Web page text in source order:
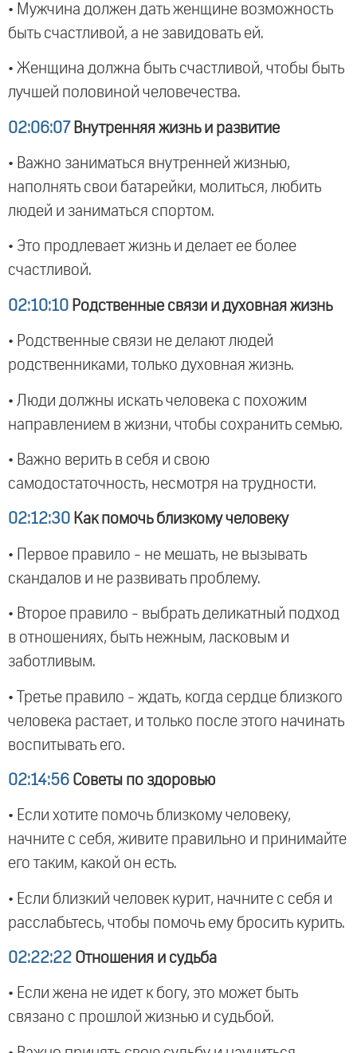
• Мужчина должен дать женщине возможность
быть счастливой, а не завидовать ей.
• Женщина должна быть счастливой, чтобы быть
лучшей половиной человечества.
02:06:07 Внутренняя жизнь и развитие
• Важно заниматься внутренней жизнью,
наполнять свои батарейки, молиться, любить
людей и заниматься спортом.
• Это продлевает жизнь и делает ее более
счастливой.
02:10:10 Родственные связи и духовная жизнь
• Родственные связи не делают людей
родственниками, только духовная жизнь.
• Люди должны искать человека с похожим
направлением в жизни, чтобы сохранить семью.
• Важно верить в себя и свою
самодостаточность, несмотря на трудности.
02:12:30 Как помочь близкому человеку
• Первое правило - не мешать, не вызывать
скандалов и не развивать проблему.
• Второе правило - выбрать деликатный подход
в отношениях, быть нежным, ласковым и
заботливым.
• Третье правило - ждать, когда сердце близкого
человека растает, и только после этого начинать
воспитывать его.
02:14:56 Советы по здоровью
• Если хотите помочь близкому человеку,
начните с себя, живите правильно и принимайте
его таким, какой он есть.
• Если близкий человек курит, начните с себя и
расслабьтесь, чтобы помочь ему бросить курить.
02:22:22 Отношения и судьба
• Если жена не идет к богу, это может быть
связано с прошлой жизнью и судьбой.